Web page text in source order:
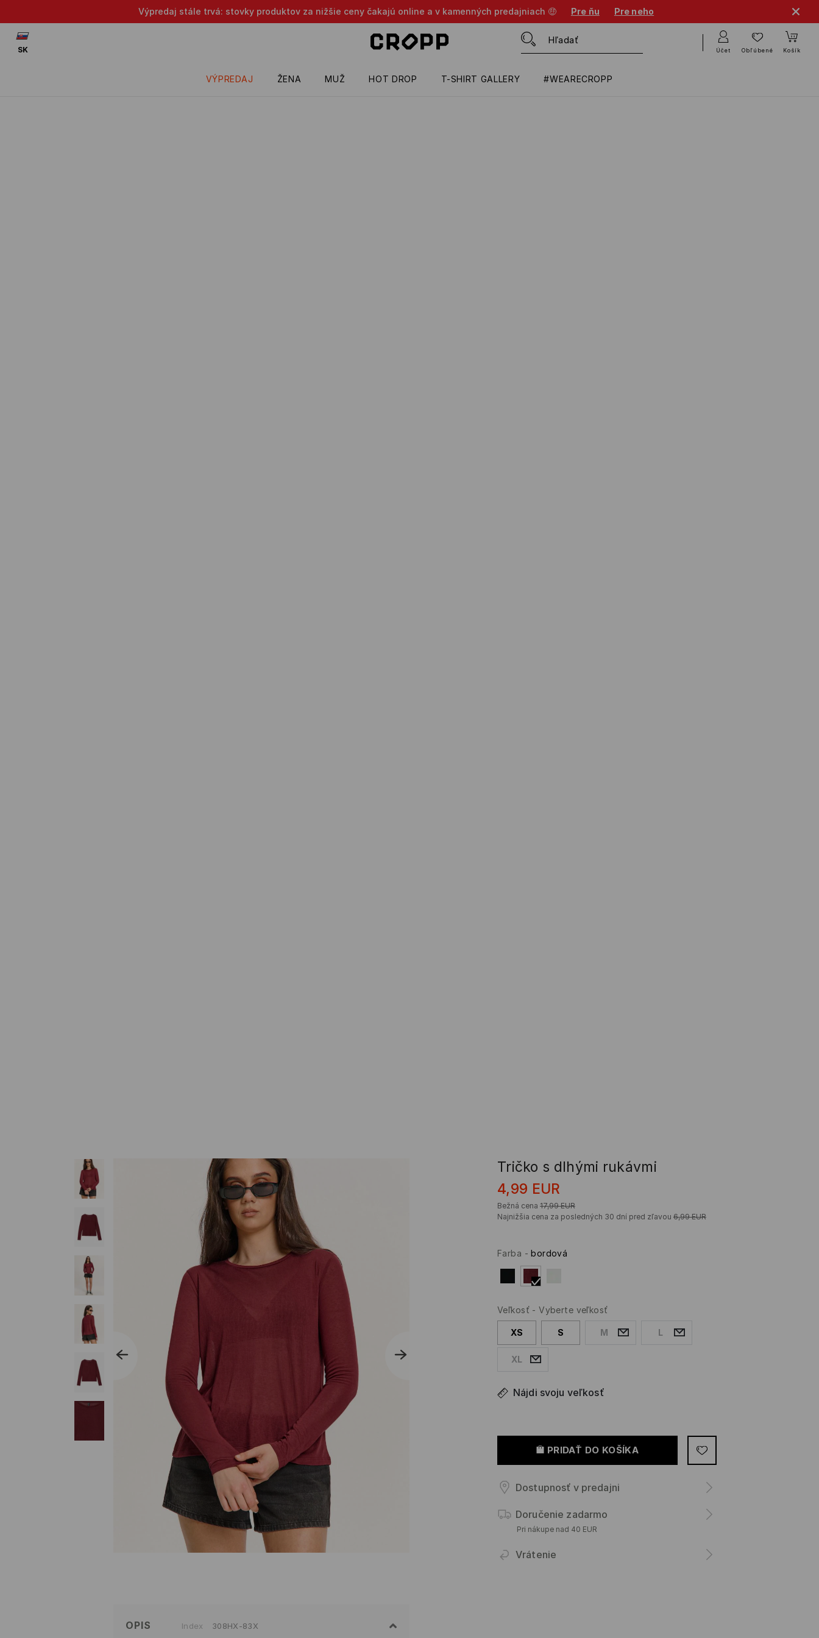
Výpredaj stále trvá: stovky produktov za nižšie ceny čakajú online a v kamenných predajniach 🤑 Pre ňu Pre neho
VÝPREDAJ ŽENA MUŽ HOT DROP T-SHIRT GALLERY #WEARECROPP
SK Účet Obľúbené Košík
Tričko s dlhými rukávmi
4,99 EUR
Bežná cena 17,99 EUR
Najnižšia cena za posledných 30 dní pred zľavou 6,99 EUR
Farba -bordová
Veľkosť-Vyberte veľkosť
XS S M L
XL
Nájdi svoju veľkosť
PRIDAŤ DO KOŠÍKA
Dostupnosť v predajni
Doručenie zadarmo
Pri nákupe nad 40 EUR
Vrátenie
OPIS Index 308HX-83X